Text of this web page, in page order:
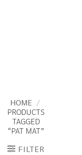
HOME /
PRODUCTS
TAGGED
“PAT MAT”
FILTER